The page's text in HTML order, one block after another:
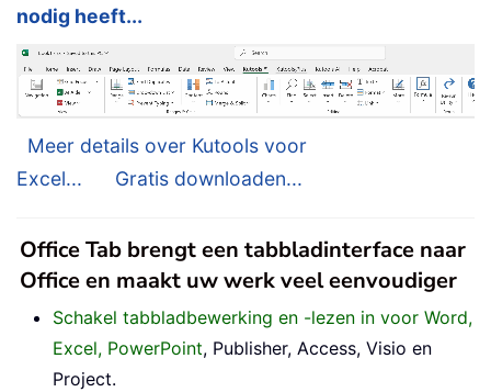
nodig heeft...
Meer details over Kutools voor
Excel...
Gratis downloaden...
Office Tab brengt een tabbladinterface naar
Office en maakt uw werk veel eenvoudiger
Schakel tabbladbewerking en -lezen in voor Word,
Excel, PowerPoint, Publisher, Access, Visio en
Project.